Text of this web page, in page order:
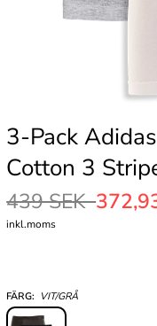
3-Pack
Cotton 3
439 SEK
inkl.moms
FÄRG: VIT/GRÅ